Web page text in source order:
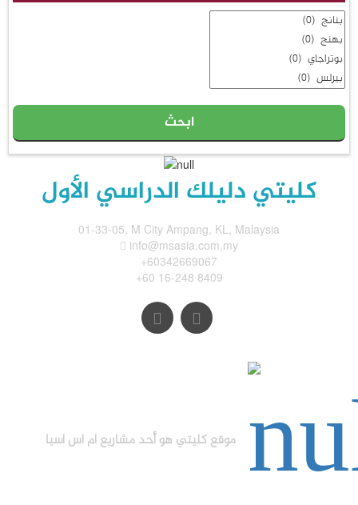
كليتي دليلك الدراسي الأول
01-33-05, M City Ampang, KL, Malaysia
info@msasia.com.my
+60342669067
+60 16-248 8409
موقع كليتي هو أحد مشاريع ام اس اسيا